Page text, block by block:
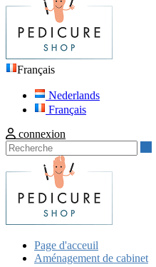
Français
Nederlands
Français
connexion
Page d'acceuil
Aménagement de cabinet